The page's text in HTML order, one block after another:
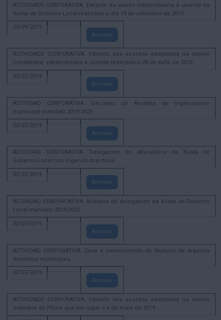
ACTIVIDADE CORPORATIVA. Extracto da sesión extraordinaria e urxente da
Xunta de Goberno Local realizada o día 19 de setembro de 2019
23/09/2019
Amosar
ACTIVIDADE CORPORATIVA. Extracto dos acordos adoptados na sesión
constitutiva, extraordinaria e urxente realizada o 28 de xuño de 2019
02/07/2019
Amosar
ACTIVIDAD CORPORATIVA. Decretos de Alcaldía de organización
municipal mandato 2019-2023.
02/07/2019
Amosar
ACTIVIDAD CORPORATIVA. Delegación de atricucións da Xunta de
Goberno Local nos órganos directivos.
02/07/2019
Amosar
ACTIVIDAD CORPORTATIVA. Acordos de delegación da Xunta de Goberno
Local mandato 2019-2023
02/07/2019
Amosar
ACTIVIDAD CORPORATIVA. Cese e nomeamento de titulares de órganos
directivos municipais.
02/07/2019
Amosar
ACTIVIDADE CORPORATIVA. Extracto dos acordos adoptados na sesión
ordinaria do Pleno que tivo lugar o 6 de maio de 2019.